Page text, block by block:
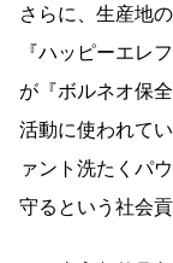
さらに、生産地
『ハッピーエレ
が『ボルネオ保
活動に使われて
ァント洗たくパ
守るという社会